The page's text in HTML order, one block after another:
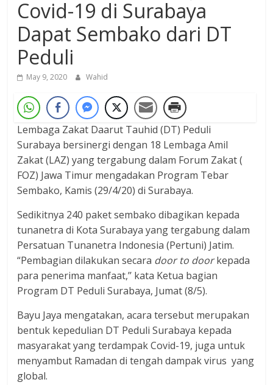
Covid-19 di Surabaya
Dapat Sembako dari DT
Peduli
May 9, 2020 Wahid
Lembaga Zakat Daarut Tauhid (DT) Peduli
Surabaya bersinergi dengan 18 Lembaga Amil
Zakat (LAZ) yang tergabung dalam Forum Zakat (
FOZ) Jawa Timur mengadakan Program Tebar
Sembako, Kamis (29/4/20) di Surabaya.
Sedikitnya 240 paket sembako dibagikan kepada
tunanetra di Kota Surabaya yang tergabung dalam
Persatuan Tunanetra Indonesia (Pertuni) Jatim.
“Pembagian dilakukan secara door to doorkepada
para penerima manfaat,’’ kata Ketua bagian
Program DT Peduli Surabaya, Jumat (8/5).
Bayu Jaya mengatakan, acara tersebut merupakan
bentuk kepedulian DT Peduli Surabaya kepada
masyarakat yang terdampak Covid-19, juga untuk
menyambut Ramadan di tengah dampak virus yang
global.